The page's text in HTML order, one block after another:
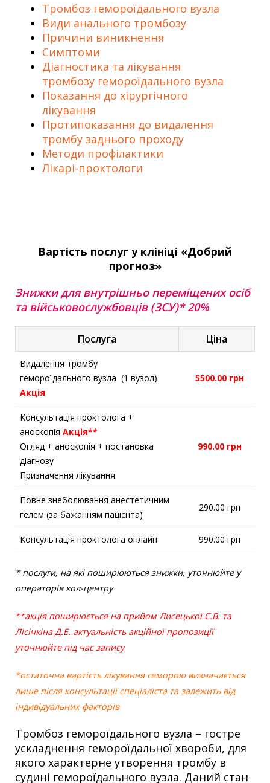
Тромбоз гемороїдального вузла
Види анального тромбозу
Причини виникнення
Симптоми
Діагностика та лікування
тромбозу гемороїдального вузла
Показання до хірургічного
лікування
Протипоказання до видалення
тромбу заднього проходу
Методи профілактики
Лікарі-проктологи
Вартість послуг у клініці «Добрий
прогноз»
Знижки для внутрішньо переміщених осіб
та військовослужбовців (ЗСУ)* 20%
Послуга Ціна
Видалення тромбу
гемороїдального вузла (1 вузол)
Акція
5500.00 грн
Консультація проктолога +
аноскопія Акція**
Огляд + аноскопія + постановка
діагнозу
Призначення лікування
990.00 грн
Повне знеболювання анестетичним
гелем (за бажанням пацієнта)
290.00 грн
Консультація проктолога онлайн 990.00 грн
* послуги, на які поширюються знижки, уточнюйте у
операторів кол-центру
**акція поширюється на прийом Лисецької С.В. та
Лісічкіна Д.Е. актуальність акційної пропозиції
уточнюйте під час запису
*остаточна вартість лікування геморою визначається
лише після консультації спеціаліста та залежить від
індивідуальних факторів
Тромбоз гемороїдального вузла – гостре
ускладнення гемороїдальної хвороби, для
якого характерне утворення тромбу в
судині гемороїдального вузла. Даний стан